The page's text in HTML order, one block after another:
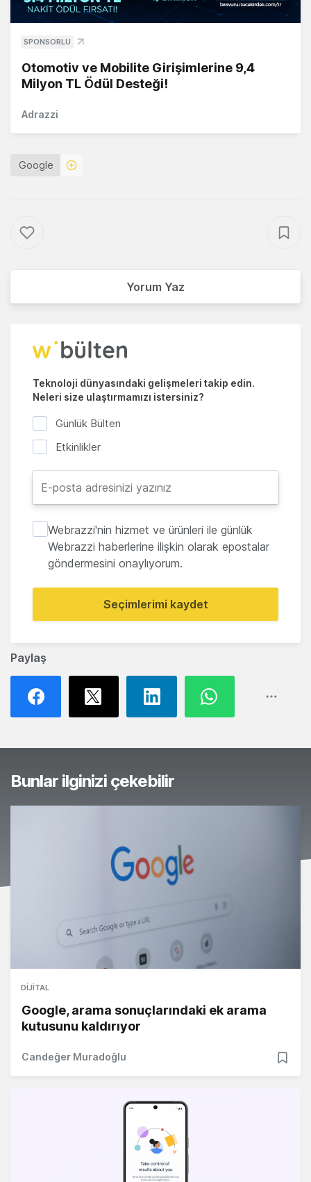
Paylaş
SPONSORLU
Otomotiv ve Mobilite Girişimlerine 9,4
Milyon TL Ödül Desteği!
Adrazzi
Google
Yorum Yaz
Teknoloji dünyasındaki gelişmeleri takip edin.
Neleri size ulaştırmamızı istersiniz?
Günlük Bülten
Etkinlikler
Webrazzi'nin hizmet ve ürünleri ile günlük
Webrazzi haberlerine ilişkin olarak epostalar
göndermesini onaylıyorum.
Seçimlerimi kaydet
Bunlar ilginizi çekebilir
DIJITAL
Google, arama sonuçlarındaki ek arama
kutusunu kaldırıyor
Candeğer Muradoğlu